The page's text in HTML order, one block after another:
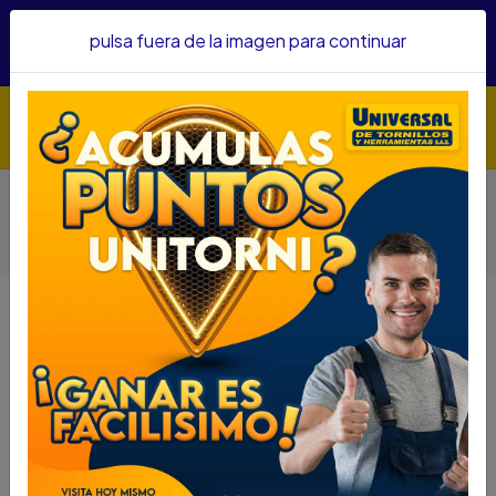
confianza&nbsp;Recibe un KIT PARRILLERO por compras
Inicio
HOGAR Y JARDINERIA
OTROS ELEMENTOS HOGAR Y JARDINERIA
MACHETES Y RULAS
RULA DE HERRAGRO 24" CACHA NEGRA 14140024
RULA DE HERRAGRO 24" CACHA
NEGRA 14140024
DESCRIPCIÓN
RULA DE HERRAGRO 24" CACHA NEGRA 14140024
SKU....72580040
pulsa fuera de la imagen para continuar